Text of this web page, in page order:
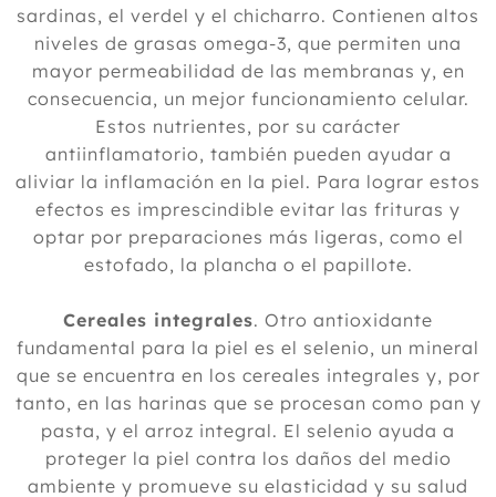
sardinas, el verdel y el chicharro. Contienen altos
niveles de grasas omega-3, que permiten una
mayor permeabilidad de las membranas y, en
consecuencia, un mejor funcionamiento celular.
Estos nutrientes, por su carácter
antiinflamatorio, también pueden ayudar a
aliviar la inflamación en la piel. Para lograr estos
efectos es imprescindible evitar las frituras y
optar por preparaciones más ligeras, como el
estofado, la plancha o el papillote.
Cereales integrales. Otro antioxidante
fundamental para la piel es el selenio, un mineral
que se encuentra en los cereales integrales y, por
tanto, en las harinas que se procesan como pan y
pasta, y el arroz integral. El selenio ayuda a
proteger la piel contra los daños del medio
ambiente y promueve su elasticidad y su salud